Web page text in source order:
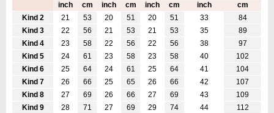
inch
cm inch cm inch cm inch
cm
Kind 2
21 53 20 51 20 51 33
84
Kind 3
22 56 21 53 21 53 35
89
Kind 4
23 58 22 56 22 56 38
97
Kind 5
24 61 23 58 23 58 40
102
Kind 6
25 64 24 61 25 64 41
104
Kind 7
26 66 25 65 26 66 42
107
Kind 8
27 69 26 66 27 69 43
109
Kind 9
28 71 27 69 29 74 44
112